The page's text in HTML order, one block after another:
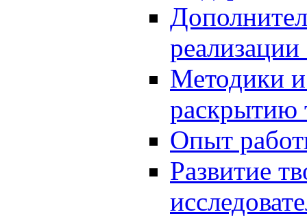
Методики
раскрытию
Опыт
Развитие